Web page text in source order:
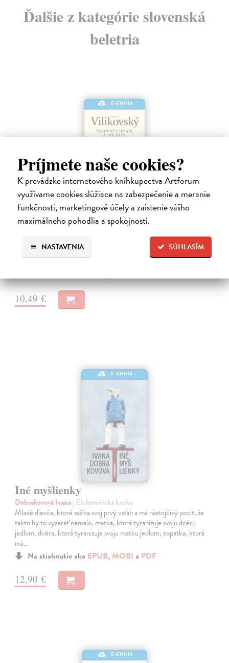
Príjmete naše cookies?
K prevádzke internetového kníhkupectva Artforum
využívame cookies slúžiace na zabezpečenie a meranie
funkčnosti, marketingové účely a zaistenie vášho
maximálneho pohodlia a spokojnosti.
SÚHLASÍM
NASTAVENIA
Ďalšie z kategórie slovenská
beletria
E-KNIHA
Čarovný papagáj a iné gýče
Čarovný papagáj a iné gýče je zbierka ôsmich poviedok. Okrem
typických autorových textov sú súčasťou zbierky aj iné zvláštne
10,49 €
E-KNIHA
Iné myšlienky
Dobrakovová Ivana| Elektronická kniha
Mladé dievča, ktoré zažíva svoj prvý vzťah a má nástojčivý pocit, že
takto by to vyzerať nemalo, matka, ktorá tyranizuje svoju dcéru
jedlom, dcéra, ktorá tyranizuje svoju matku jedlom, expatka, ktorá
má…
Na stiahnutie ako EPUB, MOBI a PDF
12,90 €
E-KNIHA